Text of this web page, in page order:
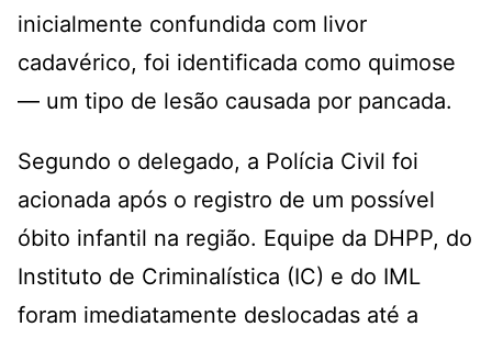
inicialmente confundida com livor
cadavérico, foi identificada como quimose
— um tipo de lesão causada por pancada.
Segundo o delegado, a Polícia Civil foi
acionada após o registro de um possível
óbito infantil na região. Equipe da DHPP, do
Instituto de Criminalística (IC) e do IML
foram imediatamente deslocadas até a